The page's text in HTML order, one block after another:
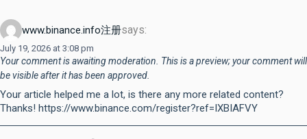
www.binance.info注册says:
July 19, 2026 at 3:08 pm
Your comment is awaiting moderation. This is a preview; your comment will
be visible after it has been approved.
Your article helped me a lot, is there any more related content?
Thanks! https://www.binance.com/register?ref=IXBIAFVY